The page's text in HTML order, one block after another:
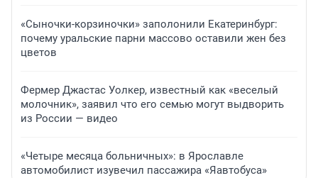
«Сыночки-корзиночки» заполонили Екатеринбург:
почему уральские парни массово оставили жен без
цветов
Фермер Джастас Уолкер, известный как «веселый
молочник», заявил что его семью могут выдворить
из России — видео
«Четыре месяца больничных»: в Ярославле
автомобилист изувечил пассажира «Яавтобуса»